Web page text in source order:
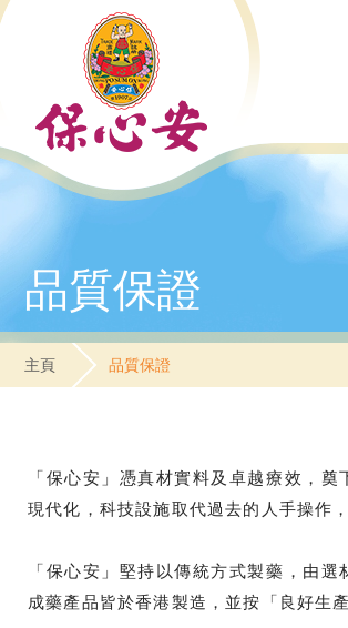
品質保證
主頁 品質保證
「保心安」憑真材實料及卓越療效，
現代化，科技設施取代過去的人手操作
「保心安」堅持以傳統方式製藥，由
成藥產品皆於香港製造，並按「良好生